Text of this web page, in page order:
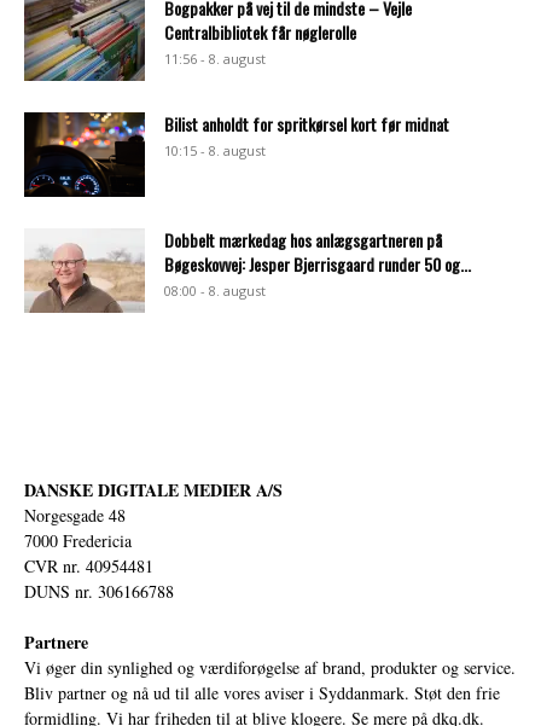
Bogpakker på vej til de mindste – Vejle
Centralbibliotek får nøglerolle
11:56 - 8. august
Bilist anholdt for spritkørsel kort før midnat
10:15 - 8. august
Dobbelt mærkedag hos anlægsgartneren på
Bøgeskovvej: Jesper Bjerrisgaard runder 50 og...
08:00 - 8. august
DANSKE DIGITALE MEDIER A/S
Norgesgade 48
7000 Fredericia
CVR nr. 40954481
DUNS nr. 306166788
Partnere
Vi øger din synlighed og værdiforøgelse af brand, produkter og service.
Bliv partner og nå ud til alle vores aviser i Syddanmark. Støt den frie
formidling. Vi har friheden til at blive klogere. Se mere på dkq.dk.